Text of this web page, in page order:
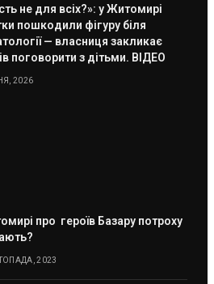
не для всіх?»: у Житомирі
пошкодили фігуру біля
— власниця закликає
поговорити з дітьми. ВІДЕО
2026
про героїв Базару потроху
2023